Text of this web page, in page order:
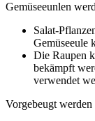
Gemüseeunlen
Salat-
Gemüseeule
Die Raupen
bekämpft
verwendet
Vorgebeugt